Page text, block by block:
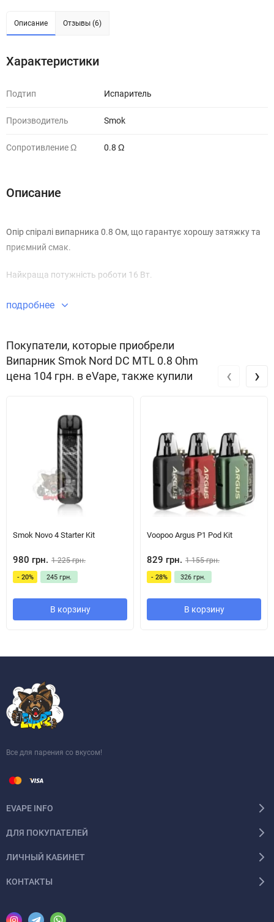
Описание Отзывы (6)
Характеристики
Подтип Испаритель
Производитель Smok
Сопротивление Ω 0.8 Ω
Описание
Опір спіралі випарника 0.8 Ом, що гарантує хорошу затяжку та
приємний смак.
Найкраща потужність роботи 16 Вт.
подробнее
Покупатели, которые приобрели
Випарник Smok Nord DC MTL 0.8 Ohm
цена 104 грн. в eVape, также купили
Smok Novo 4 Starter Kit
980 грн. 1 225 грн.
- 20% 245 грн.
В корзину
Voopoo Argus P1 Pod Kit
829 грн. 1 155 грн.
- 28% 326 грн.
В корзину
‹ ›
Все для парения со вкусом!
EVAPE INFO
ДЛЯ ПОКУПАТЕЛЕЙ
ЛИЧНЫЙ КАБИНЕТ
КОНТАКТЫ